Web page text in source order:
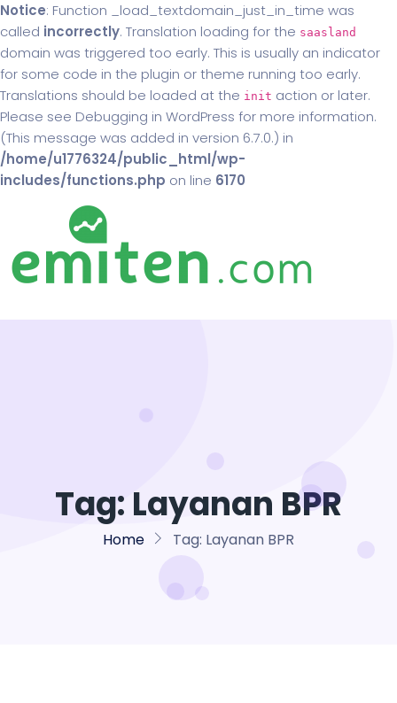
Notice: Function _load_textdomain_just_in_time was
called incorrectly. Translation loading for the saasland
domain was triggered too early. This is usually an indicator
for some code in the plugin or theme running too early.
Translations should be loaded at the init action or later.
Please see Debugging in WordPress for more information.
(This message was added in version 6.7.0.) in
/home/u1776324/public_html/wp-
includes/functions.php on line 6170
Tag: Layanan BPR
Home Tag: Layanan BPR